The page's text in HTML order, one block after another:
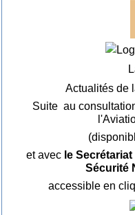
Actualités de
Suite au
et avec le
Sécurité
accessible en